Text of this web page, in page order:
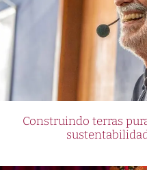
Construindo terras